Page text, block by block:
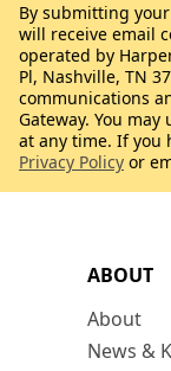
ABOUT
About
News &
By submitting
will receive email
operated by
Pl, Nashville, TN
communications
Gateway. You
at any time. If you
Privacy Policy or